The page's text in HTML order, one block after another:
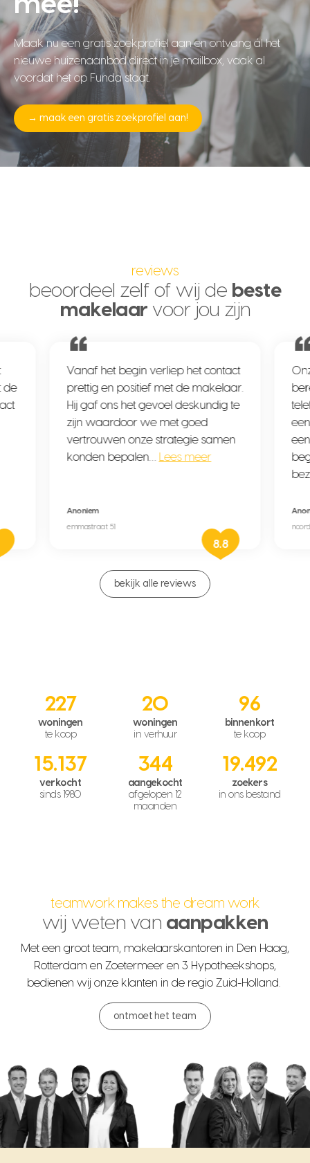
Maak nu een gratis zoekprofiel aan en ontvang ál het
nieuwe huizenaanbod direct in je mailbox, vaak al
voordat het op Funda staat.
→ maak een gratis zoekprofiel aan!
reviews
beoordeel zelf of wij de beste
makelaar voor jou zijn
de
Vanaf het begin verliep het contact
prettig en positief met de makelaar.
Hij gaf ons het gevoel deskundig te
zijn waardoor we met goed
vertrouwen onze strategie samen
konden bepalen… Lees meer
Anoniem
emmastraat 51
8.8
bekijk alle reviews
227
woningen
te koop
20
woningen
in verhuur
96
binnenkort
te koop
15.137
verkocht
sinds 1980
344
aangekocht
afgelopen 12
maanden
19.492
zoekers
in ons bestand
teamwork makes the dream work
wij weten van aanpakken
Met een groot team, makelaarskantoren in Den Haag,
Rotterdam en Zoetermeer en 3 Hypotheekshops,
bedienen wij onze klanten in de regio Zuid-Holland.
ontmoet het team